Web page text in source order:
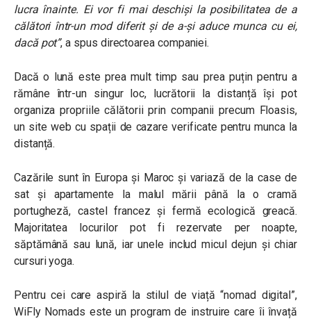
lucra înainte. Ei vor fi mai deschiși la posibilitatea de a
călători într-un mod diferit și de a-și aduce munca cu ei,
dacă pot”, a spus directoarea companiei.
Dacă o lună este prea mult timp sau prea puțin pentru a
rămâne într-un singur loc, lucrătorii la distanță își pot
organiza propriile călătorii prin companii precum Floasis,
un site web cu spații de cazare verificate pentru munca la
distanță.
Cazările sunt în Europa și Maroc și variază de la case de
sat și apartamente la malul mării până la o cramă
portugheză, castel francez și fermă ecologică greacă.
Majoritatea locurilor pot fi rezervate per noapte,
săptămână sau lună, iar unele includ micul dejun și chiar
cursuri yoga.
Pentru cei care aspiră la stilul de viață “nomad digital”,
WiFly Nomads este un program de instruire care îi învață